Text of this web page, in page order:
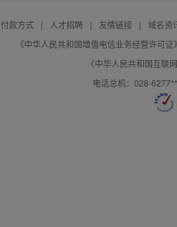
付款方式 | 人才招聘 | 友情链接 |
域名资
《中华人民共和国增值电信业务经营许可
《中华人民共和国互联
电话总机：028-